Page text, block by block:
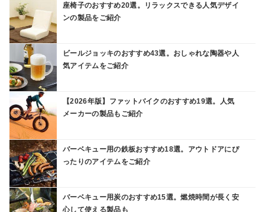
座椅子のおすすめ20選。リラックスできる人気デザイ
ンの製品をご紹介
ビールジョッキのおすすめ43選。おしゃれな陶器や人
気アイテムをご紹介
【2026年版】ファットバイクのおすすめ19選。人気
メーカーの製品もご紹介
バーベキュー用の鉄板おすすめ18選。アウトドアにぴ
ったりのアイテムをご紹介
バーベキュー用炭のおすすめ15選。燃焼時間が長く安
心して使える製品も